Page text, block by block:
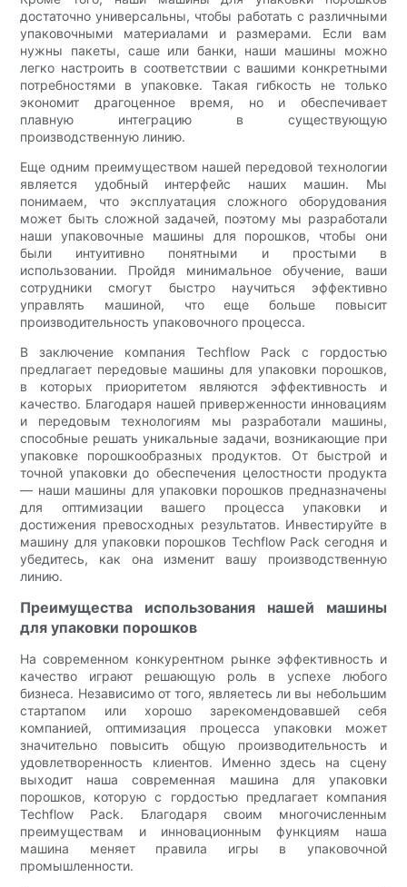
достаточно универсальны, чтобы работать с различными
упаковочными материалами и размерами. Если вам
нужны пакеты, саше или банки, наши машины можно
легко настроить в соответствии с вашими конкретными
потребностями в упаковке. Такая гибкость не только
экономит драгоценное время, но и обеспечивает
плавную интеграцию в существующую
производственную линию.
Еще одним преимуществом нашей передовой технологии
является удобный интерфейс наших машин. Мы
понимаем, что эксплуатация сложного оборудования
может быть сложной задачей, поэтому мы разработали
наши упаковочные машины для порошков, чтобы они
были интуитивно понятными и простыми в
использовании. Пройдя минимальное обучение, ваши
сотрудники смогут быстро научиться эффективно
управлять машиной, что еще больше повысит
производительность упаковочного процесса.
В заключение компания Techflow Pack с гордостью
предлагает передовые машины для упаковки порошков,
в которых приоритетом являются эффективность и
качество. Благодаря нашей приверженности инновациям
и передовым технологиям мы разработали машины,
способные решать уникальные задачи, возникающие при
упаковке порошкообразных продуктов. От быстрой и
точной упаковки до обеспечения целостности продукта
— наши машины для упаковки порошков предназначены
для оптимизации вашего процесса упаковки и
достижения превосходных результатов. Инвестируйте в
машину для упаковки порошков Techflow Pack сегодня и
убедитесь, как она изменит вашу производственную
линию.
Преимущества использования нашей машины
для упаковки порошков
На современном конкурентном рынке эффективность и
качество играют решающую роль в успехе любого
бизнеса. Независимо от того, являетесь ли вы небольшим
стартапом или хорошо зарекомендовавшей себя
компанией, оптимизация процесса упаковки может
значительно повысить общую производительность и
удовлетворенность клиентов. Именно здесь на сцену
выходит наша современная машина для упаковки
порошков, которую с гордостью предлагает компания
Techflow Pack. Благодаря своим многочисленным
преимуществам и инновационным функциям наша
машина меняет правила игры в упаковочной
промышленности.